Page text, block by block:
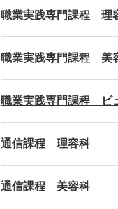
職業実践専門課程 理
職業実践専門課程 美
職業実践専門課程 ビ
通信課程 理容科
通信課程 美容科